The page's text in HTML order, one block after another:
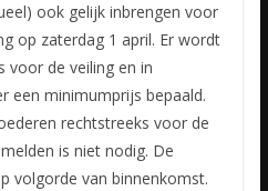
ook gelijk inbrengen voor
op zaterdag 1 april. Er wordt
voor de veiling en in
een minimumprijs bepaald.
rechtstreeks voor de
is niet nodig. De
volgorde van binnenkomst.